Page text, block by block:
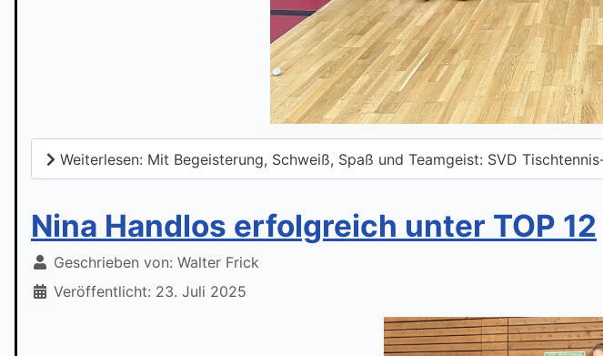
Weiterlesen: Mit Begeisterung, Schweiß, Spaß und Teamgeist: SVD
Nina Handlos erfolgreich unter TOP 12
Geschrieben von: Walter Frick
Veröffentlicht: 23. Juli 2025